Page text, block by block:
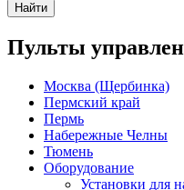
Найти
Пульты
Москва (Щербинка)
Пермский край
Пермь
Набережные Челны
Тюмень
Оборудование
Установки для